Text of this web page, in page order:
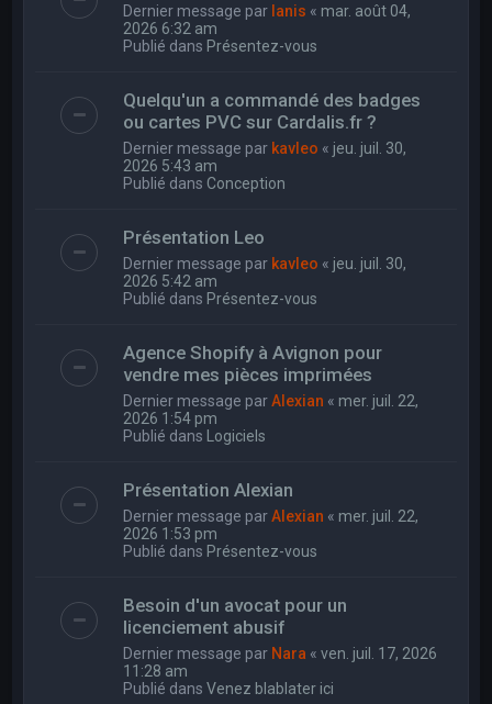
Dernier message par Ianis « mar. août 04,
2026 6:32 am
Publié dans Présentez-vous
Quelqu'un a commandé des badges
ou cartes PVC sur Cardalis.fr ?
Dernier message par kavleo « jeu. juil. 30,
2026 5:43 am
Publié dans Conception
Présentation Leo
Dernier message par kavleo « jeu. juil. 30,
2026 5:42 am
Publié dans Présentez-vous
Agence Shopify à Avignon pour
vendre mes pièces imprimées
Dernier message parAlexian « mer. juil. 22,
2026 1:54 pm
Publié dans Logiciels
Présentation Alexian
Dernier message parAlexian « mer. juil. 22,
2026 1:53 pm
Publié dans Présentez-vous
Besoin d'un avocat pour un
licenciement abusif
Dernier message par Nara «ven. juil. 17, 2026
11:28 am
Publié dansVenez blablater ici